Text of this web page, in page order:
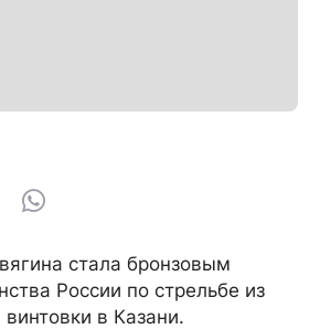
стала бронзовым
России по стрельбе из
в Казани.